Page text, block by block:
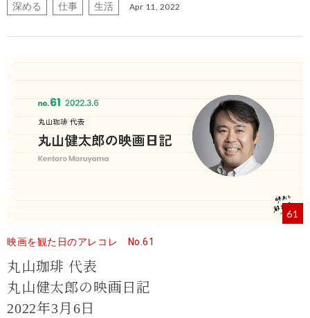
深める 仕事 生活 Apr 11, 2022
61
映画を観た日のアレコレ No.61
丸山珈琲 代表
丸山健太郎の映画日記
2022年3月6日